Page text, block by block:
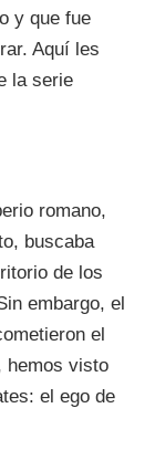
y que fue
Aquí les
la serie
romano,
buscaba
de los
embargo, el
el
hemos visto
el ego de